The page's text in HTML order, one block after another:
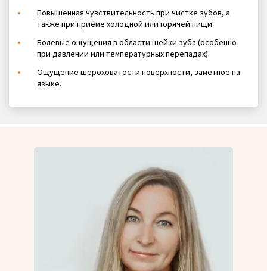
Повышенная чувствительность при чистке зубов, а
также при приёме холодной или горячей пищи.
Болевые ощущения в области шейки зуба (особенно
при давлении или температурных перепадах).
Ощущение шероховатости поверхности, заметное на
языке.